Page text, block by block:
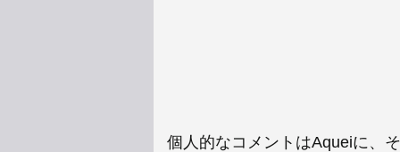
個人的なコメントはAqueiに、